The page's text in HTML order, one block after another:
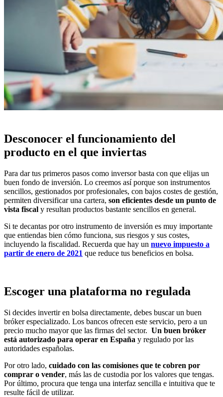
Desconocer el funcionamiento del
producto en el que inviertas
Para dar tus primeros pasos como inversor basta con que elijas un
buen fondo de inversión. Lo creemos así porque son instrumentos
sencillos, gestionados por profesionales, con bajos costes de gestión,
permiten diversificar una cartera, son eficientes desde un punto de
vista fiscal y resultan productos bastante sencillos en general.
Si te decantas por otro instrumento de inversión es muy importante
que entiendas bien cómo funciona, sus riesgos y sus costes,
incluyendo la fiscalidad. Recuerda que hay un nuevo impuesto a
partir de enero de 2021 que reduce tus beneficios en bolsa.
Escoger una plataforma no regulada
Si decides invertir en bolsa directamente, debes buscar un buen
bróker especializado. Los bancos ofrecen este servicio, pero a un
precio mucho mayor que las firmas del sector. Un buen bróker
está autorizado para operar en España y regulado por las
autoridades españolas.
Por otro lado, cuidado con las comisiones que te cobren por
comprar o vender, más las de custodia por los valores que tengas.
Por último, procura que tenga una interfaz sencilla e intuitiva que te
resulte fácil de utilizar.